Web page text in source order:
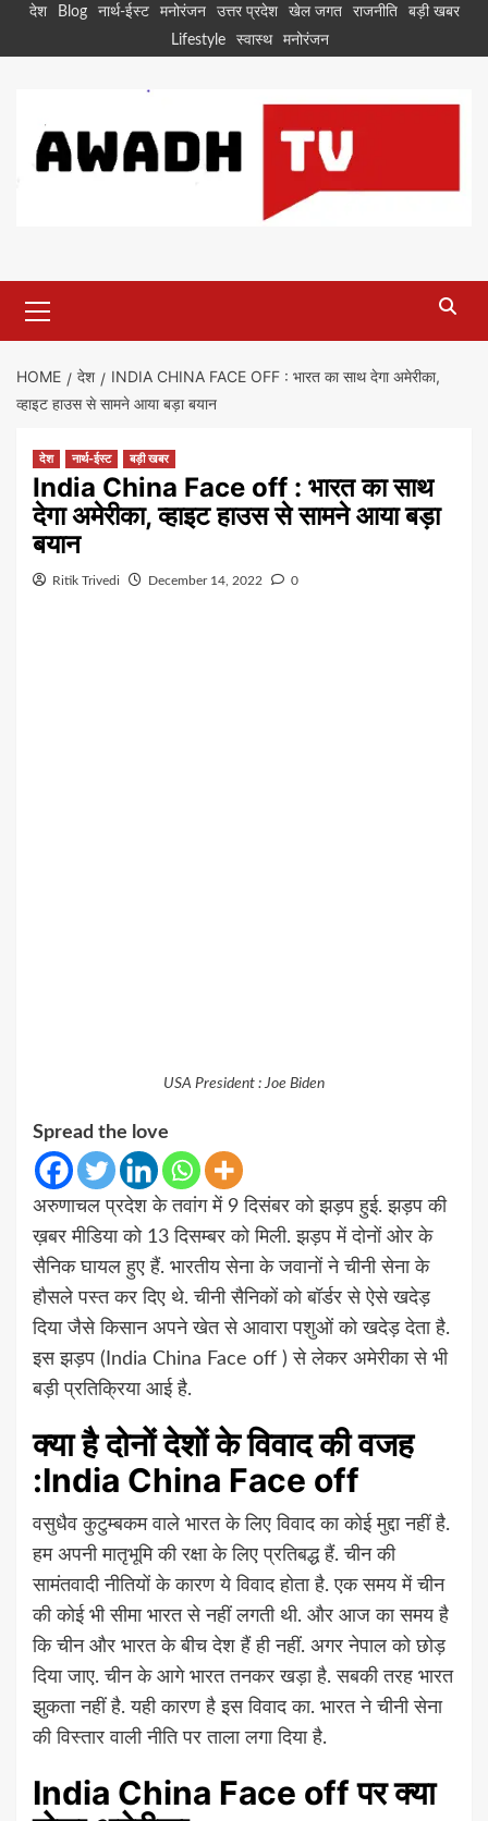
Skipदेश Blog नार्थ-ईस्ट मनोरंजन उत्तर प्रदेश खेल जगत राजनीति
बड़ी खबर
Lifestyle
स्वास्थ मनोरंजन
Menu
HOME देश
INDIA CHINA FACE OFF : भारत का साथ देगा अमेरीका,
व्हाइट हाउस से सामने आया बड़ा बयान
देश नार्थ-ईस्ट बड़ी खबर
India China Face off : भारत का साथ
देगा अमेरीका, व्हाइट हाउस से सामने आया बड़ा
बयान
Ritik Trivedi December 14, 2022 0
USA President : Joe Biden
Spread the love
अरुणाचल प्रदेश के तवांग में 9 दिसंबर को झड़प हुई. झड़प की
ख़बर मीडिया को 13 दिसम्बर को मिली. झड़प में दोनों ओर के
सैनिक घायल हुए हैं. भारतीय सेना के जवानों ने चीनी सेना के
हौसले पस्त कर दिए थे. चीनी सैनिकों को बॉर्डर से ऐसे खदेड़
दिया जैसे किसान अपने खेत से आवारा पशुओं को खदेड़ देता है.
इस झड़प (India China Face off ) से लेकर अमेरीका से भी
बड़ी प्रतिक्रिया आई है.
क्या है दोनों देशों के विवाद की वजह
:India China Face off
वसुधैव कुटुम्बकम वाले भारत के लिए विवाद का कोई मुद्दा नहीं है.
हम अपनी मातृभूमि की रक्षा के लिए प्रतिबद्ध हैं. चीन की
सामंतवादी नीतियों के कारण ये विवाद होता है. एक समय में चीन
की कोई भी सीमा भारत से नहीं लगती थी. और आज का समय है
कि चीन और भारत के बीच देश हैं ही नहीं. अगर नेपाल को छोड़
दिया जाए. चीन के आगे भारत तनकर खड़ा है. सबकी तरह भारत
झुकता नहीं है. यही कारण है इस विवाद का. भारत ने चीनी सेना
की विस्तार वाली नीति पर ताला लगा दिया है.
India China Face off पर क्या